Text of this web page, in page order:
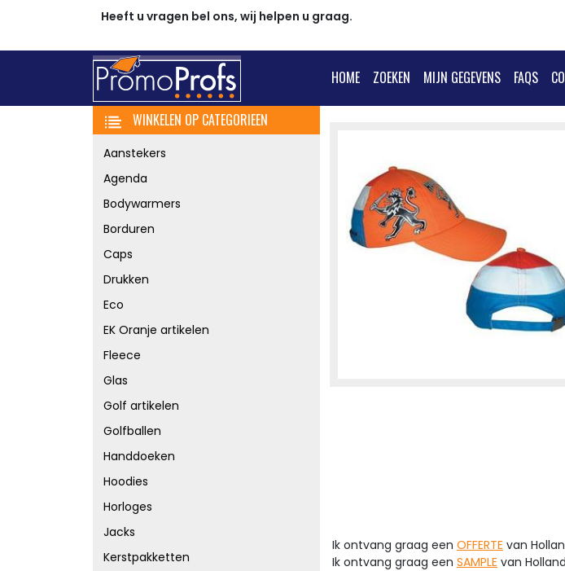
Heeft u vragen bel ons, wij helpen u graag.
HOME ZOEKEN MIJN GEGEVENS FAQS
WINKELEN OP CATEGORIEEN
Aanstekers
Agenda
Bodywarmers
Borduren
Caps
Drukken
Eco
EK Oranje artikelen
Fleece
Glas
Golf artikelen
Golfballen
Handdoeken
Hoodies
Horloges
Jacks
Kerstpakketten
Ik ontvang graag een OFFERTE van
Ik ontvang graag een SAMPLE van